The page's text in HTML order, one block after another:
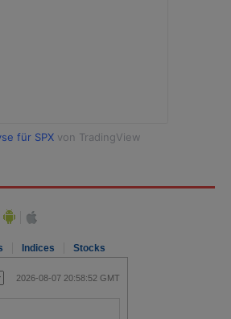
für SPX von TradingView